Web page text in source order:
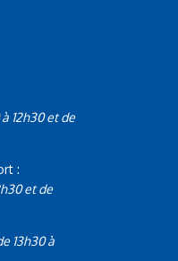
12h30 et de
:
et de
13h30 à